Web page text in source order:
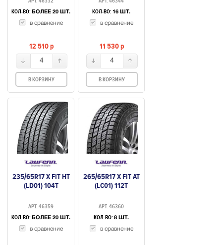
КОЛ-ВО: БОЛЕЕ 20 ШТ.
в сравнение
12 510p
4
В КОРЗИНУ
КОЛ-ВО: 16 ШТ.
в сравнение
11 530p
4
В КОРЗИНУ
235/65R17 X FIT HT
(LD01) 104T
АРТ. 46359
КОЛ-ВО: БОЛЕЕ 20 ШТ.
в сравнение
265/65R17 X FIT AT
(LC01) 112T
АРТ. 46360
КОЛ-ВО: 8 ШТ.
в сравнение